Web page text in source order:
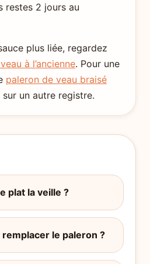
restes 2 jours au
plus liée, regardez
à l’ancienne. Pour une
paleron de veau braisé
un autre registre.
plat la veille ?
le paleron ?